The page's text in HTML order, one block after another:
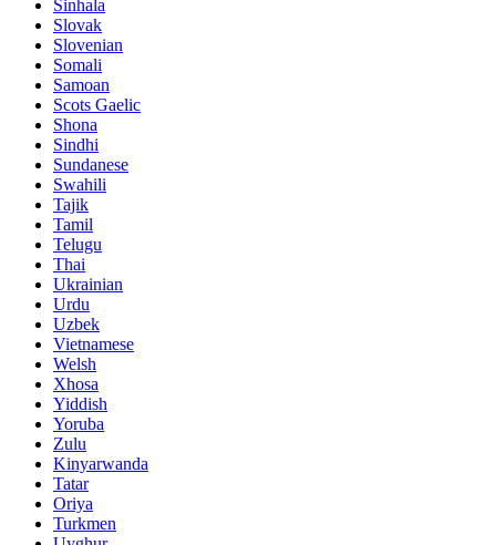
Sinhala
Slovak
Slovenian
Somali
Samoan
Scots Gaelic
Shona
Sindhi
Sundanese
Swahili
Tajik
Tamil
Telugu
Thai
Ukrainian
Urdu
Uzbek
Vietnamese
Welsh
Xhosa
Yiddish
Yoruba
Zulu
Kinyarwanda
Tatar
Oriya
Turkmen